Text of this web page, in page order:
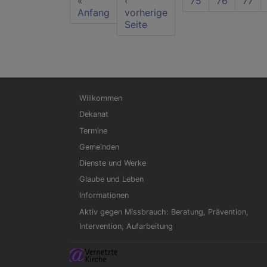
page
Anfang
Seite
vorherige
Seite
Hauptnavigation
Willkommen
Dekanat
Termine
Gemeinden
Dienste und Werke
Glaube und Leben
Informationen
Aktiv gegen Missbrauch: Beratung, Prävention,
Intervention, Aufarbeitung